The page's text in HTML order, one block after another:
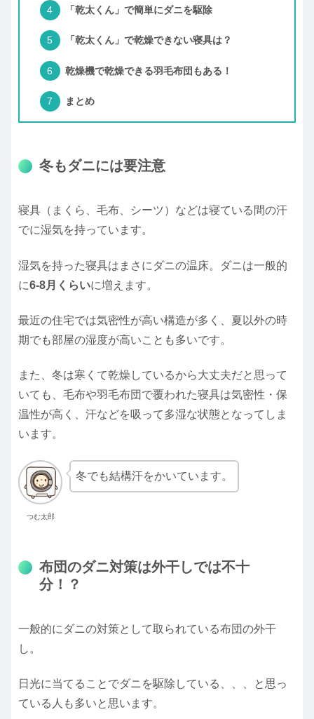
「乾太くん」で簡単にダニを駆除
「乾太くん」で乾燥できない寝具は？
乾燥機で乾燥できる羽毛布団もある！
まとめ
冬もダニには要注意
寝具（まくら、毛布、シーツ）などは寝ている間の汗
でに湿気を持っています。
湿気を持った寝具はまさにダニの温床。ダニは一般的
に6-8月くらいに増えます。
最近の住宅では気密性が高い構造が多く、夏以外の時
期でも部屋の湿度が高いことも多いです。
また、冬は寒くて乾燥しているから大丈夫だと思って
いても、毛布や羽毛布団で覆われた寝具は気密性・保
温性が高く、汗などを吸って多湿な状態となってしま
います。
つむ太郎
冬でも結構汗をかいています。
布団のダニ対策は外干しでは不十
分！？
一般的にダニの対策として取られている布団の外干
し。
日光に当てることでダニを駆除している、、、と思っ
ている人も多いと思います。